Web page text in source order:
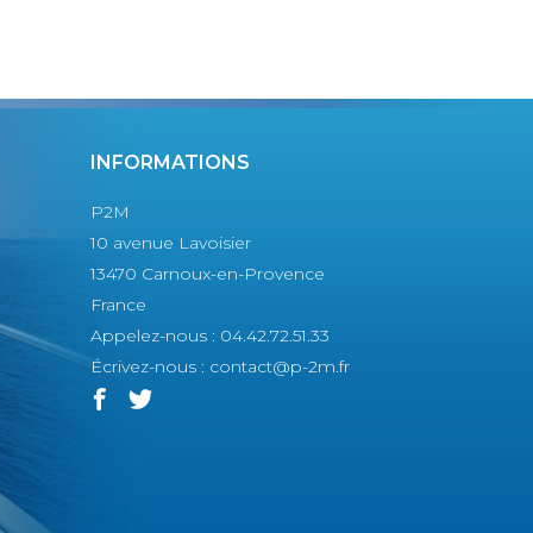
INFORMATIONS
P2M
10 avenue Lavoisier
13470 Carnoux-en-Provence
France
Appelez-nous : 04.42.72.51.33
Écrivez-nous : contact@p-2m.fr